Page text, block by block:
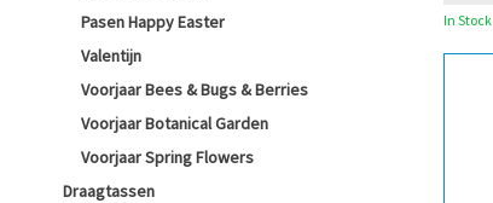
Pasen Happy Easter
Valentijn
Voorjaar Bees & Bugs & Berries
Voorjaar Botanical Garden
Voorjaar Spring Flowers
Draagtassen
In Stock